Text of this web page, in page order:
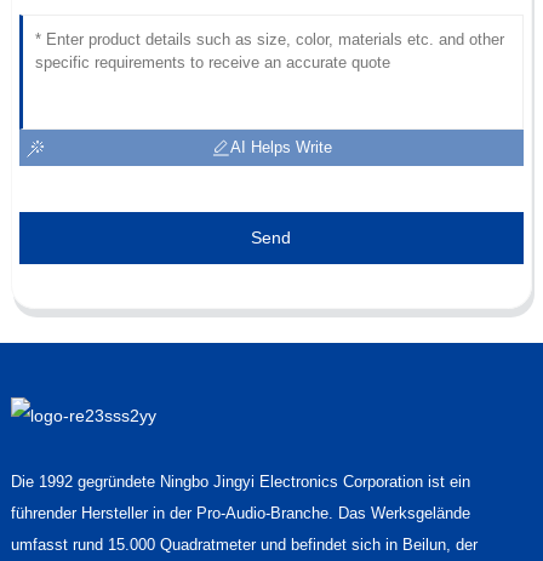
AI Helps Write
Send
Die 1992 gegründete Ningbo Jingyi Electronics Corporation ist ein
führender Hersteller in der Pro-Audio-Branche. Das Werksgelände
umfasst rund 15.000 Quadratmeter und befindet sich in Beilun, der